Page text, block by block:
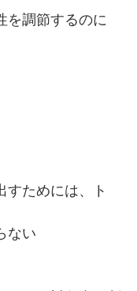
を調節するのに
ためには、ト
ない